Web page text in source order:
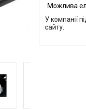
У компанії
сайту.